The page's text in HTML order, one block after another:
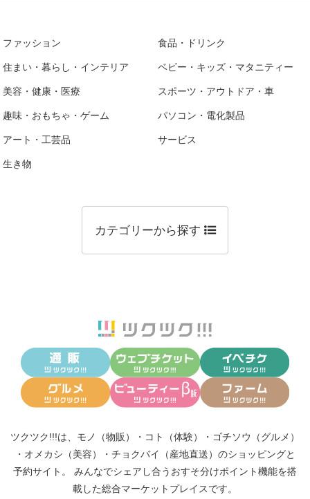
ファッション 食品・ドリンク
住まい・暮らし・インテリア ベビー・キッズ・マタニティー
美容・健康・医療 スポーツ・アウトドア・車
趣味・おもちゃ・ゲーム パソコン・電化製品
アート・工芸品 サービス
生き物
カテゴリーから探す
ツクツク!!!は、 モノ（物販） ・ コト（体験） ・ ゴチソウ（グルメ）
・ オメカシ（美容） ・ チョクバイ（産地直送） のショッピングと
予約サイト。
みんなでシェアし合う おすそ分けポイント機能を搭
載した総合マーケットプレイスです。